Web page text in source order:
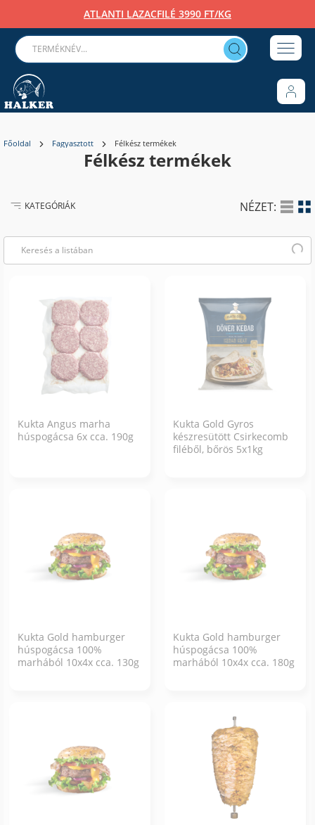
ATLANTI LAZACFILÉ 3990 FT/KG
Főoldal Fagyasztott Félkész termékek
Félkész termékek
KATEGÓRIÁK NÉZET:
Kukta Angus marha
húspogácsa 6x cca. 190g
Kukta Gold Gyros
készresütött Csirkecomb
filéből, bőrös 5x1kg
Kukta Gold hamburger
húspogácsa 100%
marhából 10x4x cca. 130g
Kukta Gold hamburger
húspogácsa 100%
marhából 10x4x cca. 180g